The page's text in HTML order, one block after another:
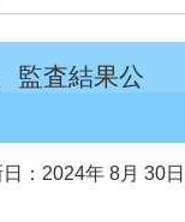
監査結果公
：2024年 8月 30日